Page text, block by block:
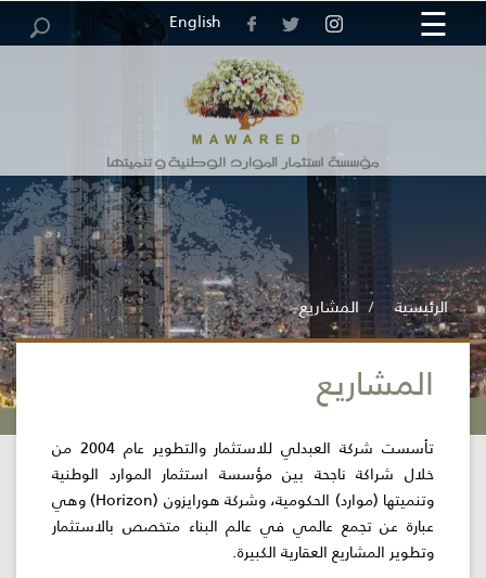
English ×
المؤسسة
الخدمات
الإلكترونية
اللجنة
اللوائية
☰
الرئيسية المشاريع
المشاريع
تأسست شركة العبدلي للاستثمار والتطوير عام 2004 من
خلال شراكة ناجحة بين مؤسسة استثمار الموارد الوطنية
وتنميتها (موارد) الحكومية، وشركة هورايزون (Horizon) وهي
عبارة عن تجمع عالمي في عالم البناء متخصص بالاستثمار
وتطوير المشاريع العقارية الكبيرة.